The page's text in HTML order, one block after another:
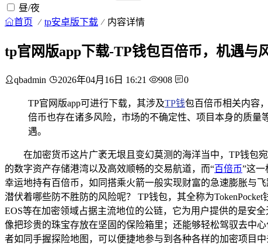
昼/夜
首页 tp安卓版下载 内容详情
tp官网版app下载-TP钱包百倍币，机遇与
qbadmin 2026年04月16日 16:21 908 0
TP官网版app可进行下载，其涉及TP钱包百倍币相关内容
倍币也存在诸多风险，市场的不确定性、项目本身的质
遇。
在加密货币这片广袤无垠且变幻莫测的海洋当中，TP钱包
的数字资产存储港湾以及高效顺畅的交易航道，而“百倍币”这
幸运地持有百倍币，如同搭乘火箭一般实现财富的急速膨胀与
潜伏着哪些防不胜防的风险呢？ TP钱包，其全称为
EOS等在加密领域占据主流地位的公链，它为用户提供的是安
像把珍贵的珠宝存放在坚固的保险箱里；还能够轻松驾驭去中
者如同手握探险地图，可以便捷地参与到各种各样的加密项目